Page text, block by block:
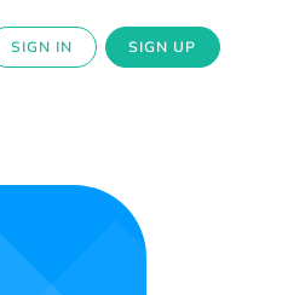
SIGN IN SIGN UP